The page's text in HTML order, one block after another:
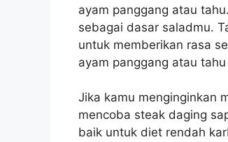
ayam panggang atau
sebagai dasar saladmu.
untuk memberikan rasa
ayam panggang atau
Jika kamu menginginkan
mencoba steak daging
baik untuk diet rendah